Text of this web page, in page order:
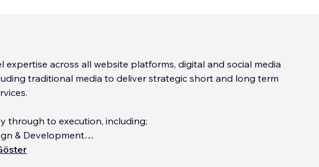
expertise across all website platforms, digital and social media
traditional media to deliver strategic short and long term
through to execution, including;
& Development
Optimisation (SEO)